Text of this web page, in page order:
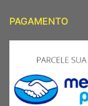
PAGAMENTO